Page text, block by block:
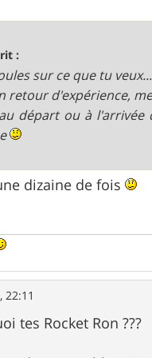
:
sur ce que tu
retour d'expérience,
départ ou à
dizaine de fois
22:11
tes Rocket Ron ???